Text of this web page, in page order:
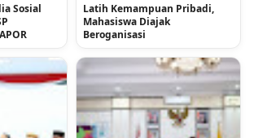
Sosial
Latih Kemampuan Pribadi,
Mahasiswa Diajak
Beroganisasi